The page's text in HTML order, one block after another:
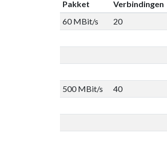
Pakket Verbindingen
60 MBit/s
20
500 MBit/s
40